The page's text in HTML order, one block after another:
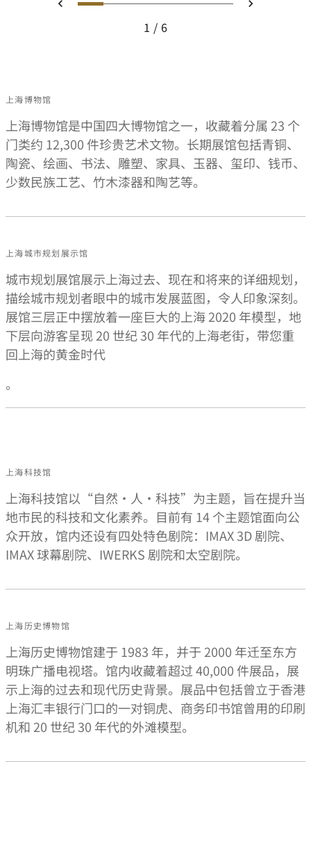
上一页 下一页
1
6
上海博物馆
上海博物馆是中国四大博物馆之一，收藏着分属 23 个
门类约 12,300 件珍贵艺术文物。长期展馆包括青铜、
陶瓷、绘画、书法、雕塑、家具、玉器、玺印、钱币、
少数民族工艺、竹木漆器和陶艺等。
上海城市规划展示馆
城市规划展馆展示上海过去、现在和将来的详细规划，
描绘城市规划者眼中的城市发展蓝图，令人印象深刻。
展馆三层正中摆放着一座巨大的上海 2020 年模型，地
下层向游客呈现 20 世纪 30 年代的上海老街，带您重
回上海的黄金时代
。
上海科技馆
上海科技馆以“自然·人·科技”为主题，旨在提升当
地市民的科技和文化素养。目前有 14 个主题馆面向公
众开放，馆内还设有四处特色剧院：IMAX 3D 剧院、
IMAX 球幕剧院、IWERKS 剧院和太空剧院。
上海历史博物馆
上海历史博物馆建于 1983 年，并于 2000 年迁至东方
明珠广播电视塔。馆内收藏着超过 40,000 件展品，展
示上海的过去和现代历史背景。展品中包括曾立于香港
上海汇丰银行门口的一对铜虎、商务印书馆曾用的印刷
机和 20 世纪 30 年代的外滩模型。